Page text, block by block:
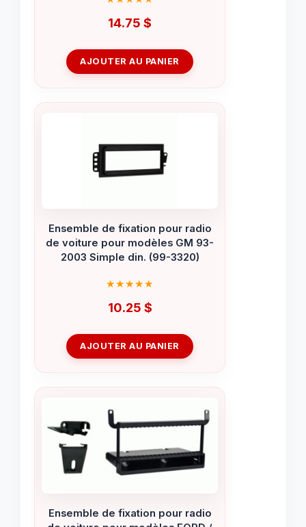
14.75 $
AJOUTER AU PANIER
Ensemble de fixation pour radio
de voiture pour modèles GM 93-
2003 Simple din. (99-3320)
10.25 $
AJOUTER AU PANIER
Ensemble de fixation pour radio